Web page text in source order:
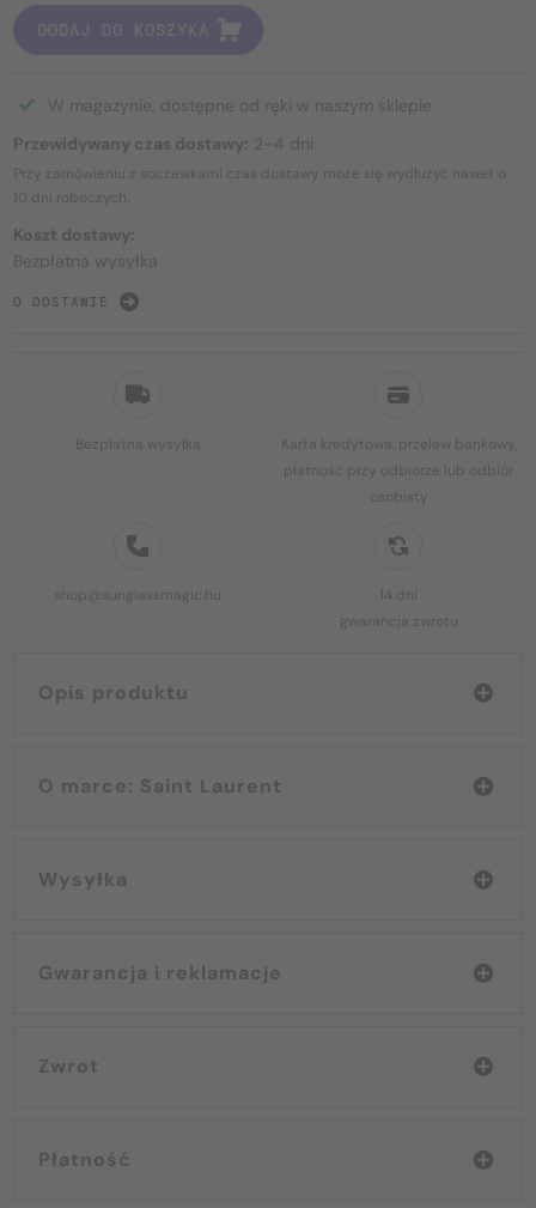
Bezpłatna wysyłka
Karta kredytowa, przelew bankowy,
płatność przy odbiorze lub odbiór
osobisty
shop@sunglassmagic.hu
14 dni
gwarancja zwrotu
Opis produktu
O marce: Saint Laurent
Wysyłka
Gwarancja i reklamacje
Zwrot
Płatność
DODAJ DO KOSZYKA
W magazynie, dostępne od ręki w naszym sklepie
Przewidywany czas dostawy: 2–4 dni
Przy zamówieniu z soczewkami czas dostawy może się wydłużyć nawet o
10 dni roboczych.
Koszt dostawy:
Bezpłatna wysyłka
O DOSTAWIE